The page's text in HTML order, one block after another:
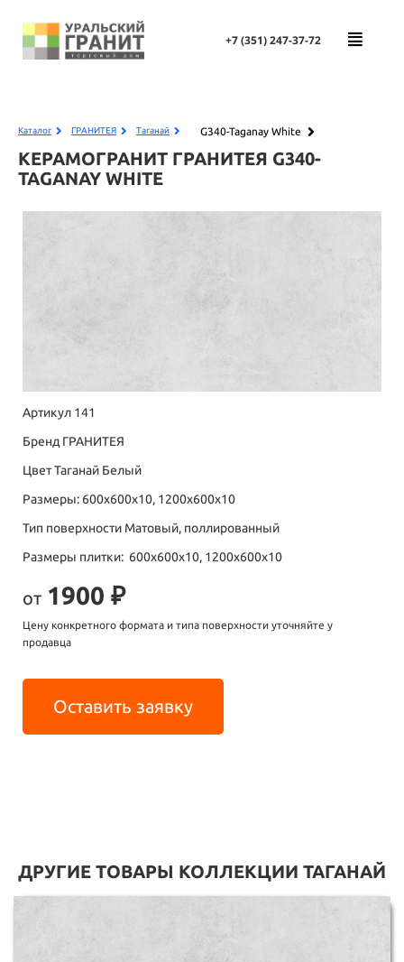
+7 (351)247-37-72
Каталог ГРАНИТЕЯ Таганай G340-Taganay White
КЕРАМОГРАНИТ ГРАНИТЕЯ G340-
TAGANAY WHITE
Артикул 141
Бренд ГРАНИТЕЯ
Цвет Таганай Белый
Размеры: 600х600х10, 1200х600х10
Тип поверхности Матовый, поллированный
Размеры плитки: 600х600х10, 1200х600х10
от 1900 ₽
Цену конкретного формата и типа поверхности уточняйте у
продавца
Оставить заявку
ДРУГИЕ ТОВАРЫ КОЛЛЕКЦИИ ТАГАНАЙ